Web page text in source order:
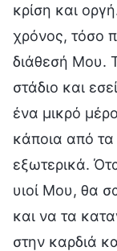
κρίση και
χρόνος, τόσο
διάθεσή Μου.
στάδιο και
ένα μικρό
κάποια από τα
εξωτερικά.
υιοί Μου, θα
και να τα
στην καρδιά